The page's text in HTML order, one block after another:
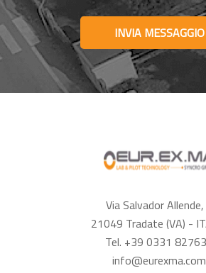
INVIA MESSAGGIO
Via Salvador
21049 Tradate (VA) -
Tel. +39 0331
info@eurexma.com